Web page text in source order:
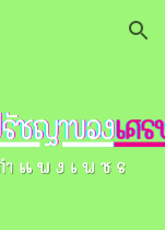
Skip to navigation